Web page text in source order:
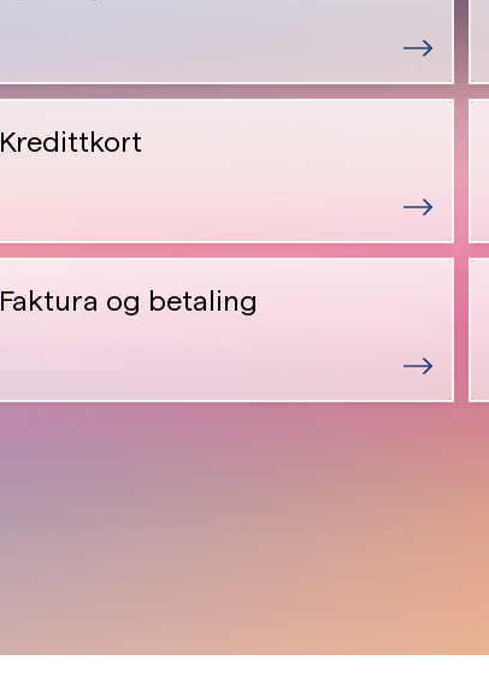
Kredittkort
Faktura og betaling